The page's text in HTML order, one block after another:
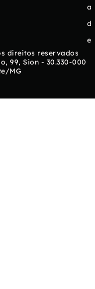
a
d
e
direitos reservados
99, Sion - 30.330-000
MG